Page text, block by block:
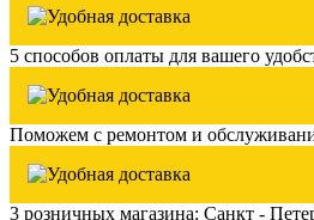
5 способов оплаты для вашего
Поможем с ремонтом и
3 розничных магазина: Санкт -